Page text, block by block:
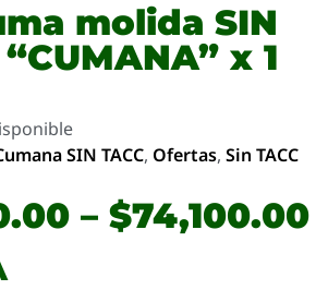
molida SIN
x 1
SIN TACC, Ofertas, Sin TACC
– $74,100.00